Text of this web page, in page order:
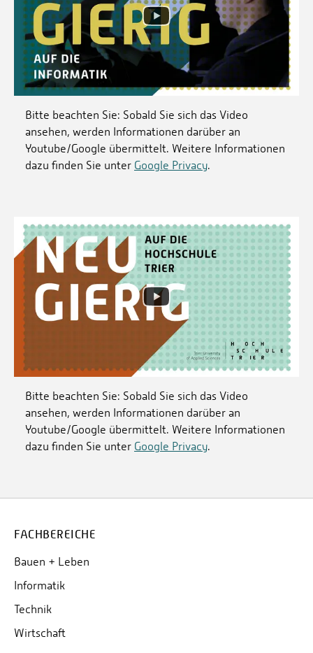
Bitte beachten Sie: Sobald Sie sich das Video
ansehen, werden Informationen darüber an
Youtube/Google übermittelt. Weitere Informationen
dazu finden Sie unter Google Privacy.
Bitte beachten Sie: Sobald Sie sich das Video
ansehen, werden Informationen darüber an
Youtube/Google übermittelt. Weitere Informationen
dazu finden Sie unter Google Privacy.
FACHBEREICHE
Bauen + Leben
Informatik
Technik
Wirtschaft